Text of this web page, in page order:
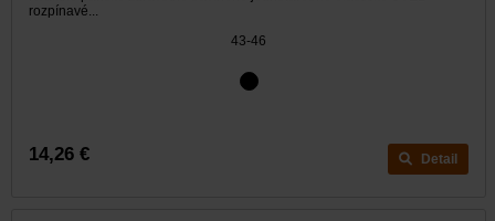
rozpínavé...
43-46
14,26 € Detail